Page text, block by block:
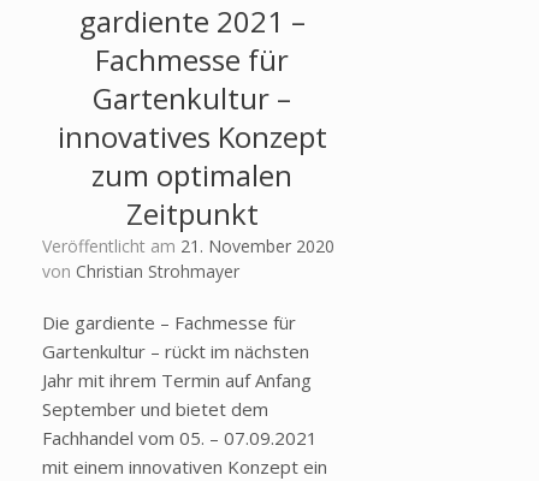
gardiente 2021 –
Fachmesse für
Gartenkultur –
innovatives Konzept
zum optimalen
Zeitpunkt
Veröffentlicht am 21. November 2020
von Christian Strohmayer
Die gardiente – Fachmesse für
Gartenkultur – rückt im nächsten
Jahr mit ihrem Termin auf Anfang
September und bietet dem
Fachhandel vom 05. – 07.09.2021
mit einem innovativen Konzept ein